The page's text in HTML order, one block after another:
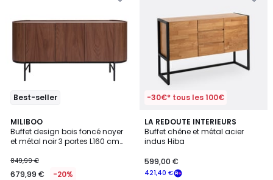
Best-seller
MILIBOO
Buffet design bois foncé noyer
et métal noir 3 portes L160 cm
849,99 €
679,99 € -20%
-30€* tous les 100€
LA REDOUTE INTERIEURS
Buffet chêne et métal acier
indus Hiba
421,40 €
599,00 €
4,4
/ 5